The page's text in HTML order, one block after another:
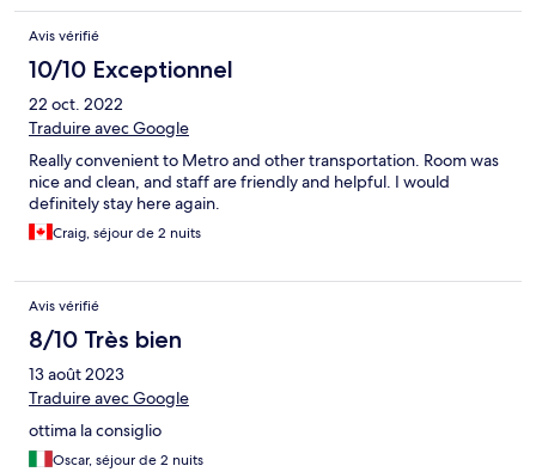
Avis vérifié
10/10 Exceptionnel
22 oct. 2022
Traduire avec Google
Really convenient to Metro and other transportation. Room was
nice and clean, and staff are friendly and helpful. I would
definitely stay here again.
Craig, séjour de 2 nuits
Avis vérifié
8/10 Très bien
13 août 2023
Traduire avec Google
ottima la consiglio
Oscar, séjour de 2 nuits